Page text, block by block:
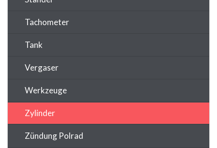
Tachometer
Tank
Vergaser
Werkzeuge
Zylinder
Zündung Polrad